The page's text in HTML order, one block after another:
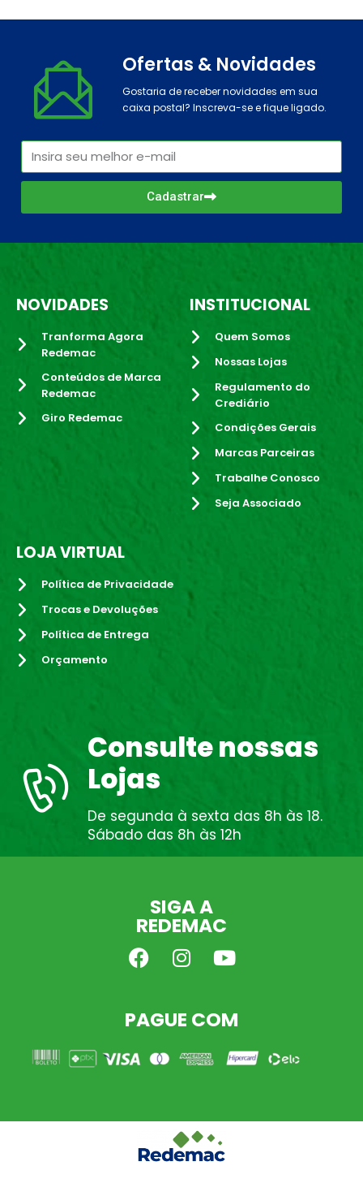
Ofertas & Novidades
Gostaria de receber novidades em sua
caixa postal? Inscreva-se e fique ligado.
Cadastrar
NOVIDADES
Tranforma Agora
Redemac
Conteúdos de Marca
Redemac
Giro Redemac
INSTITUCIONAL
Quem Somos
Nossas Lojas
Regulamento do
Crediário
Condições Gerais
Marcas Parceiras
Trabalhe Conosco
Seja Associado
LOJA VIRTUAL
Política de Privacidade
Trocas e Devoluções
Política de Entrega
Orçamento
Consulte nossas
Lojas
De segunda à sexta das 8h às 18.
Sábado das 8h às 12h
SIGA A
REDEMAC
PAGUE COM